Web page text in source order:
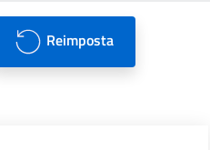
Reimposta